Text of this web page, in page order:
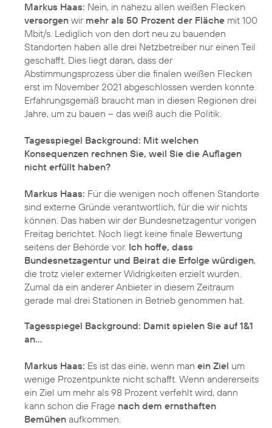
Markus Haas: Nein, in nahezu allen weißen Flecken
versorgen wir mehr als 50 Prozent der Fläche mit 100
Mbit/s. Lediglich von den dort neu zu bauenden
Standorten haben alle drei Netzbetreiber nur einen Teil
geschafft. Dies liegt daran, dass der
Abstimmungsprozess über die finalen weißen Flecken
erst im November 2021 abgeschlossen werden konnte.
Erfahrungsgemäß braucht man in diesen Regionen drei
Jahre, um zu bauen – das weiß auch die Politik.
Tagesspiegel Background: Mit welchen
Konsequenzen rechnen Sie, weil Sie die Auflagen
nicht erfüllt haben?
Markus Haas: Für die wenigen noch offenen Standorte
sind externe Gründe verantwortlich, für die wir nichts
können. Das haben wir der Bundesnetzagentur vorigen
Freitag berichtet. Noch liegt keine finale Bewertung
seitens der Behörde vor. Ich hoffe, dass
Bundesnetzagentur und Beirat die Erfolge würdigen,
die trotz vieler externer Widrigkeiten erzielt wurden.
Zumal da ein anderer Anbieter in diesem Zeitraum
gerade mal drei Stationen in Betrieb genommen hat.
Tagesspiegel Background: Damit spielen Sie auf 1&1
an…
Markus Haas: Es ist das eine, wenn man ein Ziel um
wenige Prozentpunkte nicht schafft. Wenn andererseits
ein Ziel um mehr als 98 Prozent verfehlt wird, dann
kann schon die Frage nach dem ernsthaften
Bemühen aufkommen.